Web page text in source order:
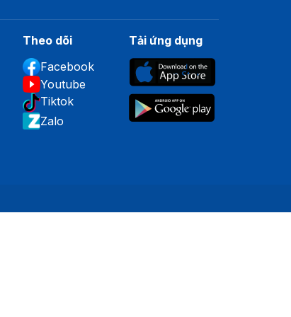
Theo dõi
Facebook
Youtube
Tiktok
Zalo
Tải ứng dụng